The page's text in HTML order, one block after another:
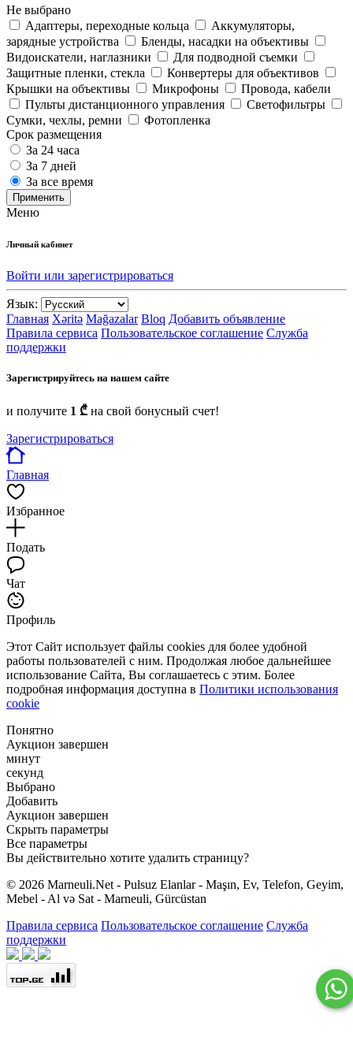
Не выбрано
Адаптеры, переходные кольца
Аккумуляторы,
зарядные устройства
Бленды, насадки на объективы
Видоискатели, наглазники
Для подводной съемки
Защитные пленки, стекла
Конвертеры для объективов
Крышки на объективы
Микрофоны
Провода, кабели
Пульты дистанционного управления
Светофильтры
Сумки, чехлы, ремни
Фотопленка
Срок размещения
За 24 часа
За 7 дней
За все время
Применить
Меню
Личный кабинет
Войти или зарегистрироваться
Язык:
Главная Xəritə Mağazalar Bloq Добавить объявление
Правила сервиса Пользовательское соглашение Служба
поддержки
Зарегистрируйтесь на нашем сайте
и получите 1 ₾ на свой бонусный счет!
Зарегистрироваться
Главная
Избранное
Подать
Чат
Профиль
Этот Сайт использует файлы cookies для более удобной
работы пользователей с ним. Продолжая любое дальнейшее
использование Сайта, Вы соглашаетесь с этим. Более
подробная информация доступна в Политики использования
cookie
Понятно
Аукцион завершен
минут
секунд
Выбрано
Добавить
Аукцион завершен
Скрыть параметры
Все параметры
Вы действительно хотите удалить страницу?
© 2026 Marneuli.Net - Pulsuz Elanlar - Maşın, Ev, Telefon, Geyim,
Mebel - Al və Sat - Marneuli, Gürcüstan
Правила сервиса Пользовательское соглашение Служба
поддержки